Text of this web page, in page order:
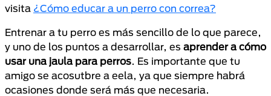
visita ¿Cómo educar a un perro con correa?
Entrenar a tu perro es más sencillo de lo que parece,
y uno de los puntos a desarrollar, es aprender a cómo
usar una jaula para perros. Es importante que tu
amigo se acosutbre a eela, ya que siempre habrá
ocasiones donde será más que necesaria.